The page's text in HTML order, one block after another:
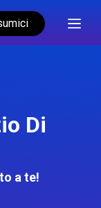
Di
a te!